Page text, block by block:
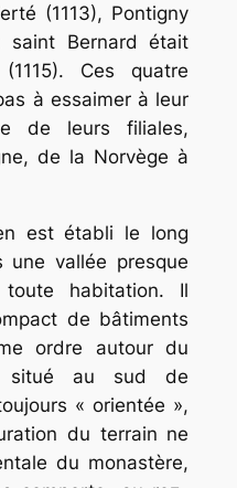
(1113), Pontigny
saint Bernard était
Ces quatre
à essaimer à leur
de leurs filiales,
de la Norvège à
est établi le long
une vallée presque
habitation. Il
de bâtiments
ordre autour du
situé au sud de
« orientée »,
du terrain ne
du monastère,